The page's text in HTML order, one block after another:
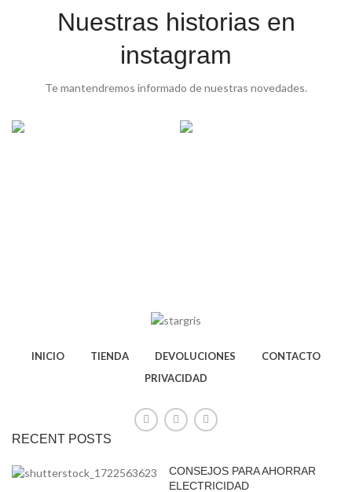
Nuestras historias en
instagram
Te mantendremos informado de nuestras novedades.
INICIO TIENDA DEVOLUCIONES
CONTACTO
PRIVACIDAD
RECENT POSTS
CONSEJOS PARA AHORRAR
ELECTRICIDAD